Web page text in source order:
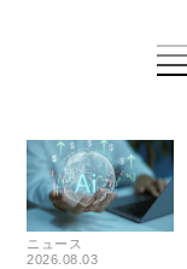
ニュース
2026.08.03